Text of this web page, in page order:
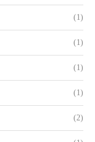
(1)
(1)
(1)
(1)
(2)